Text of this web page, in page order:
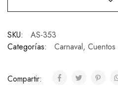
SKU:
AS-353
Categorías:
Carnaval, Cuentos
Compartir: